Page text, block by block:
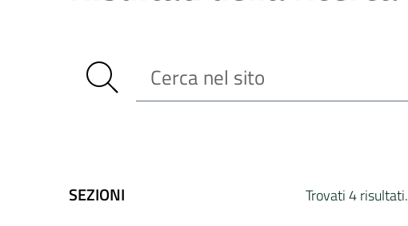
Cerca nel sito
SEZIONI Trovati 4 risultati.